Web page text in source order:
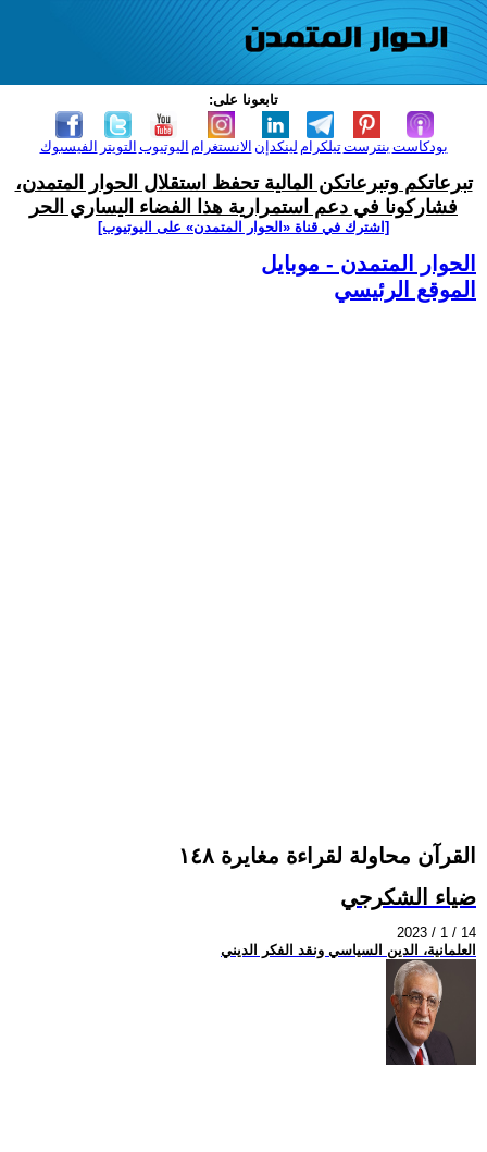
تابعونا على:
الفيسبوك التويتر اليوتيوب الانستغرام لينكدإن تيلكرامبنترست بودكاست
تبرعاتكم وتبرعاتكن المالية تحفظ استقلال الحوار المتمدن،
فشاركونا في دعم استمرارية هذا الفضاء اليساري الحر
[اشترك في قناة ‫«الحوار المتمدن» على اليوتيوب]
الحوار المتمدن - موبايل
الموقع الرئيسي
القرآن محاولة لقراءة مغايرة ١٤٨
ضياء الشكرجي
2023 / 1 / 14
العلمانية، الدين السياسي ونقد الفكر الديني